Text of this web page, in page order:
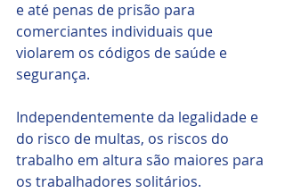
e até penas de prisão para
comerciantes individuais que
violarem os códigos de saúde e
segurança.
Independentemente da legalidade e
do risco de multas, os riscos do
trabalho em altura são maiores para
os trabalhadores solitários.